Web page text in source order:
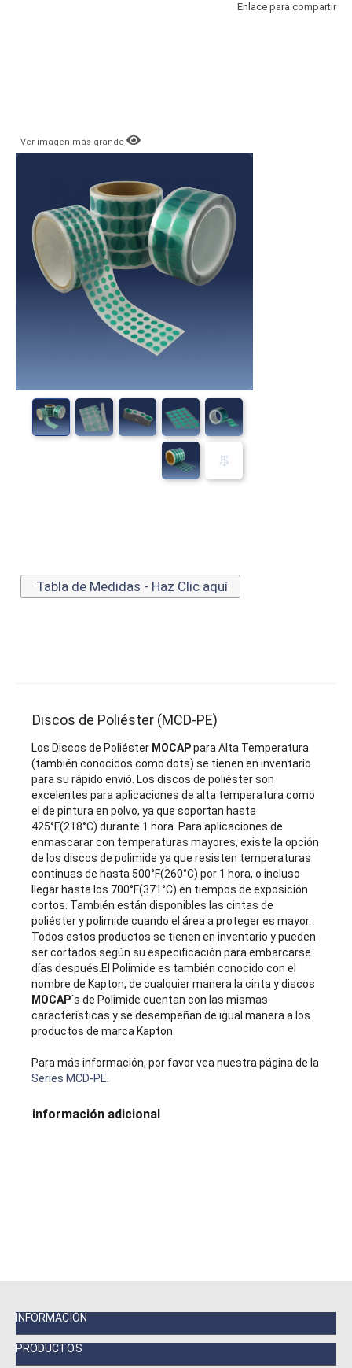
Enlace para compartir
Ver imagen más grande
Tabla de Medidas - Haz Clic aquí
Discos de Poliéster (MCD-PE)
Los Discos de Poliéster MOCAPpara Alta Temperatura
(también conocidos como dots) se tienen en inventario
para su rápido envió. Los discos de poliéster son
excelentes para aplicaciones de alta temperatura como
el de pintura en polvo, ya que soportan hasta
425°F(218°C) durante 1 hora. Para aplicaciones de
enmascarar con temperaturas mayores, existe la opción
de los discos de polimide ya que resisten temperaturas
continuas de hasta 500°F(260°C) por 1 hora, o incluso
llegar hasta los 700°F(371°C) en tiempos de exposición
cortos. También están disponibles las cintas de
poliéster y polimide cuando el área a proteger es mayor.
Todos estos productos se tienen en inventario y pueden
ser cortados según su especificación para embarcarse
días después.El Polimide es también conocido con el
nombre de Kapton, de cualquier manera la cinta y discos
MOCAP´s de Polimide cuentan con las mismas
características y se desempeñan de igual manera a los
productos de marca Kapton.
Para más información, por favor vea nuestra página de la
Series MCD-PE.
información adicional
INFORMACIÓN
PRODUCTOS